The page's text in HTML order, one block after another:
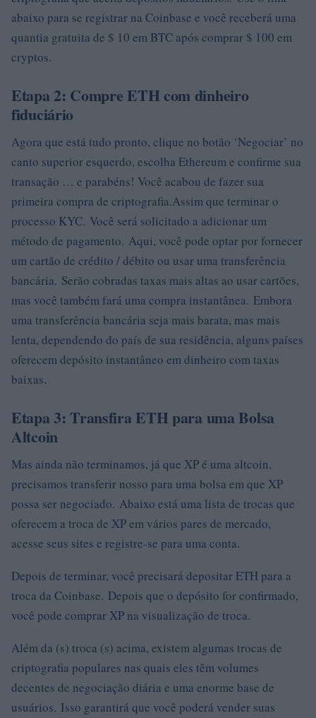
abaixo para se registrar na Coinbase e você receberá uma
quantia gratuita de $ 10 em BTC após comprar $ 100 em
cryptos.
Etapa 2: Compre ETH com dinheiro
fiduciário
Agora que está tudo pronto, clique no botão ‘Negociar’ no
canto superior esquerdo, escolha Ethereum e confirme sua
transação … e parabéns! Você acabou de fazer sua
primeira compra de criptografia.Assim que terminar o
processo KYC. Você será solicitado a adicionar um
método de pagamento. Aqui, você pode optar por fornecer
um cartão de crédito / débito ou usar uma transferência
bancária. Serão cobradas taxas mais altas ao usar cartões,
mas você também fará uma compra instantânea. Embora
uma transferência bancária seja mais barata, mas mais
lenta, dependendo do país de sua residência, alguns países
oferecem depósito instantâneo em dinheiro com taxas
baixas.
Etapa 3: Transfira ETH para uma Bolsa
Altcoin
Mas ainda não terminamos, já que XP é uma altcoin,
precisamos transferir nosso para uma bolsa em que XP
possa ser negociado. Abaixo está uma lista de trocas que
oferecem a troca de XP em vários pares de mercado,
acesse seus sites e registre-se para uma conta.
Depois de terminar, você precisará depositar ETH para a
troca da Coinbase. Depois que o depósito for confirmado,
você pode comprar XP na visualização de troca.
Além da (s) troca (s) acima, existem algumas trocas de
criptografia populares nas quais eles têm volumes
decentes de negociação diária e uma enorme base de
usuários. Isso garantirá que você poderá vender suas